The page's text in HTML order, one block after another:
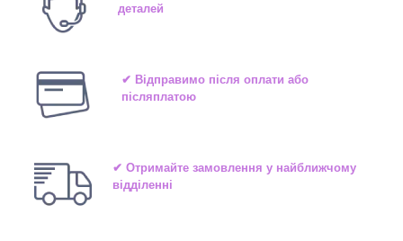
деталей
✔ Відправимо після оплати або
післяплатою
✔ Отримайте замовлення у найближчому
відділенні